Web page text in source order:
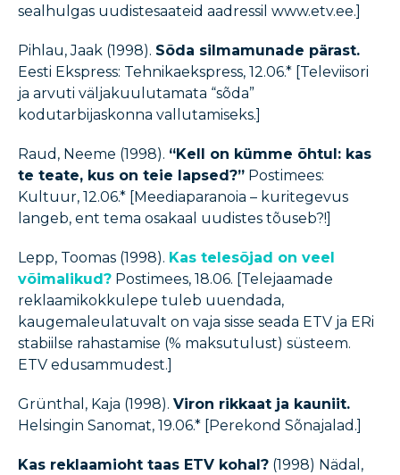
sealhulgas uudistesaateid aadressil www.etv.ee.]
Pihlau, Jaak (1998). Sõda silmamunade pärast.
Eesti Ekspress: Tehnikaekspress, 12.06.* [Televiisori
ja arvuti väljakuulutamata “sõda”
kodutarbijaskonna vallutamiseks.]
Raud, Neeme (1998). “Kell on kümme õhtul: kas
te teate, kus on teie lapsed?” Postimees:
Kultuur, 12.06.* [Meediaparanoia – kuritegevus
langeb, ent tema osakaal uudistes tõuseb?!]
Lepp, Toomas (1998). Kas telesõjad on veel
võimalikud? Postimees, 18.06. [Telejaamade
reklaamikokkulepe tuleb uuendada,
kaugemaleulatuvalt on vaja sisse seada ETV ja ERi
stabiilse rahastamise (% maksutulust) süsteem.
ETV edusammudest.]
Grünthal, Kaja (1998). Viron rikkaat ja kauniit.
Helsingin Sanomat, 19.06.* [Perekond Sõnajalad.]
Kas reklaamioht taas ETV kohal? (1998) Nädal,